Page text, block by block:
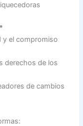
y el compromiso
derechos de los
de cambios